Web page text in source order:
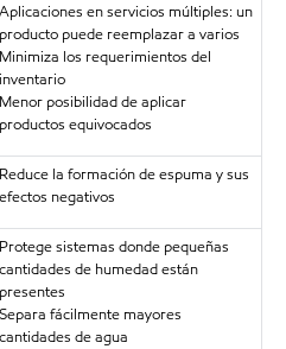
Aplicaciones en servicios múltiples: un
producto puede reemplazar a varios
Minimiza los requerimientos del
inventario
Menor posibilidad de aplicar
productos equivocados
Reduce la formación de espuma y sus
efectos negativos
Protege sistemas donde pequeñas
cantidades de humedad están
presentes
Separa fácilmente mayores
cantidades de agua